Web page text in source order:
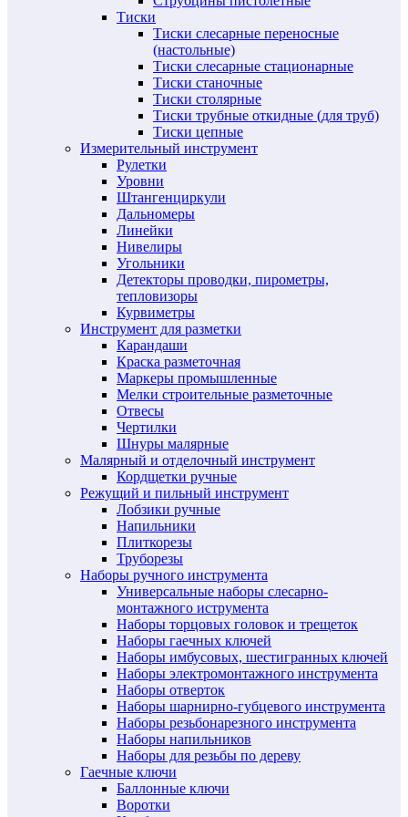
Тиски
Тиски слесарные переносные
(настольные)
Тиски слесарные стационарные
Тиски станочные
Тиски столярные
Тиски трубные откидные (для труб)
Тиски цепные
Измерительный инструмент
Рулетки
Уровни
Штангенциркули
Дальномеры
Линейки
Нивелиры
Угольники
Детекторы проводки, пирометры,
тепловизоры
Курвиметры
Инструмент для разметки
Карандаши
Краска разметочная
Маркеры промышленные
Мелки строительные разметочные
Отвесы
Чертилки
Шнуры малярные
Малярный и отделочный инструмент
Кордщетки ручные
Режущий и пильный инструмент
Лобзики ручные
Напильники
Плиткорезы
Труборезы
Наборы ручного инструмента
Универсальные наборы слесарно-
монтажного иструмента
Наборы торцовых головок и трещеток
Наборы гаечных ключей
Наборы имбусовых, шестигранных ключей
Наборы электромонтажного инструмента
Наборы отверток
Наборы шарнирно-губцевого инструмента
Наборы резьбонарезного инструмента
Наборы напильников
Наборы для резьбы по дереву
Гаечные ключи
Баллонные ключи
Воротки